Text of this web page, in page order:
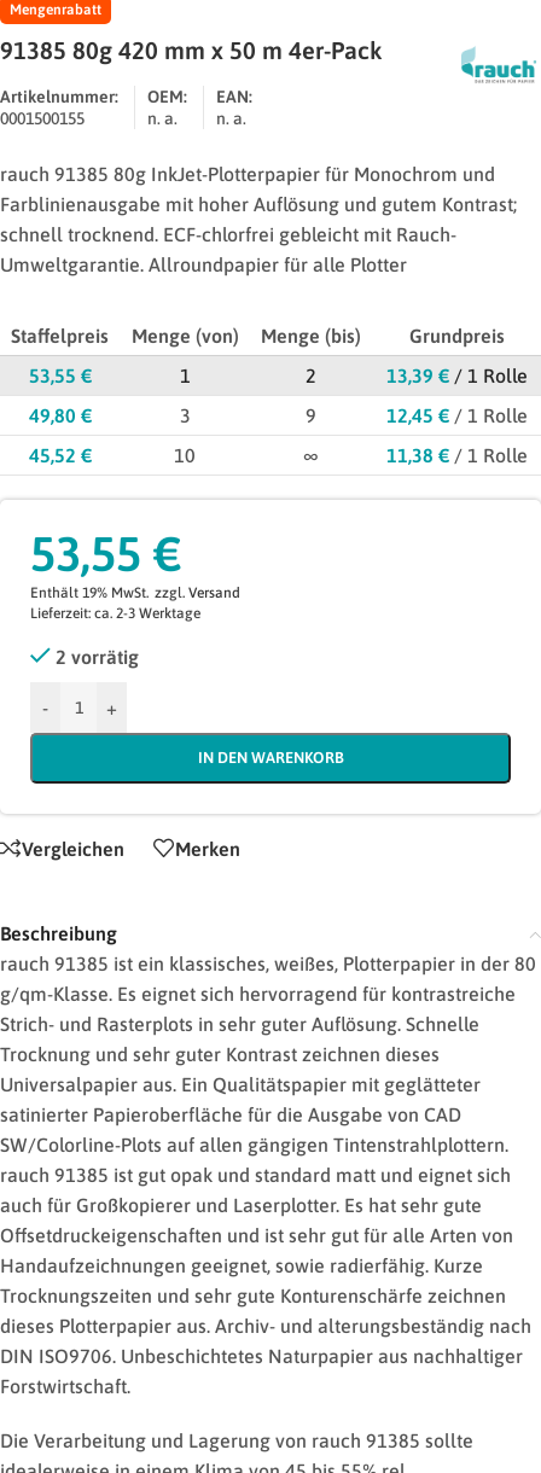
Mengenrabatt
91385 80g 420 mm x 50 m 4er-Pack
Artikelnummer:
0001500155
OEM:
n. a.
EAN:
n. a.
rauch 91385 80g InkJet-Plotterpapier für Monochrom und
Farblinienausgabe mit hoher Auflösung und gutem Kontrast;
schnell trocknend. ECF-chlorfrei gebleicht mit Rauch-
Umweltgarantie. Allroundpapier für alle Plotter
Staffelpreis Menge (von) Menge (bis)
Grundpreis
53,55 € 1 2 13,39 €/ 1 Rolle
49,80 € 3 9 12,45 €/ 1 Rolle
45,52 € 10 ∞ 11,38 €/ 1 Rolle
53,55 €
Enthält 19% MwSt. zzgl. Versand
Lieferzeit: ca. 2-3 Werktage
2 vorrätig
- +
IN DEN WARENKORB
Vergleichen Merken
Beschreibung
rauch 91385 ist ein klassisches, weißes, Plotterpapier in der 80
g/qm-Klasse. Es eignet sich hervorragend für kontrastreiche
Strich- und Rasterplots in sehr guter Auflösung. Schnelle
Trocknung und sehr guter Kontrast zeichnen dieses
Universalpapier aus. Ein Qualitätspapier mit geglätteter
satinierter Papieroberfläche für die Ausgabe von CAD
SW/Colorline-Plots auf allen gängigen Tintenstrahlplottern.
rauch 91385 ist gut opak und standard matt und eignet sich
auch für Großkopierer und Laserplotter. Es hat sehr gute
Offsetdruckeigenschaften und ist sehr gut für alle Arten von
Handaufzeichnungen geeignet, sowie radierfähig. Kurze
Trocknungszeiten und sehr gute Konturenschärfe zeichnen
dieses Plotterpapier aus. Archiv- und alterungsbeständig nach
DIN ISO9706. Unbeschichtetes Naturpapier aus nachhaltiger
Forstwirtschaft.
Die Verarbeitung und Lagerung von rauch 91385 sollte